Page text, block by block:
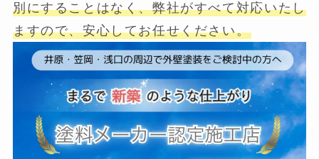
別にすることはなく、弊社がすべて対応いたし
ますので、安心してお任せください。